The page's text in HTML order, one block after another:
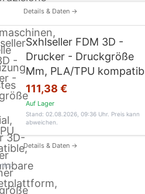
Details & Daten →
Sxhlseller FDM 3D -
Drucker - Druckgröße
Mm, PLA/TPU kompatib
111,38 €
Auf Lager
Stand: 02.08.2026, 09:36 Uhr. Preis kann
abweichen.
Details & Daten →